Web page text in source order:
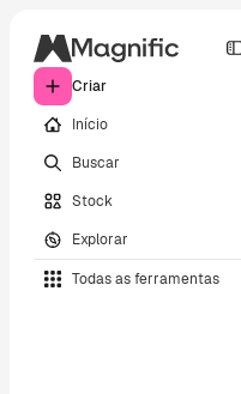
Criar
Início
Buscar
Stock
Explorar
Todas as ferramentas